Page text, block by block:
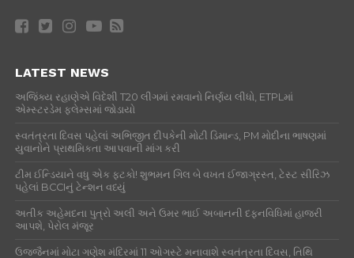
LATEST NEWS
અજિંક્ય રહાણેએ વિદેશી T20 લીગમાં રમવાનો નિર્ણય લીધો, ETPLમાં
એમ્સ્ટરડેમ ફ્લેમ્સમાં જોડાયો
સ્વતંત્રતા દિવસ પહેલાં અભિજીત દીપકેની મોટી ડિમાન્ડ, PM મોદીના ભાષણમાં
યુવાનોને પ્રાથમિકતા આપવાની માંગ કરી
ટીમ ઈન્ડિયાને વધુ એક ફટકો! શુભમન ગિલ બે વખત ઈજાગ્રસ્ત, ટેસ્ટ સીરિઝ
પહેલાં BCCIનું ટેન્શન વધ્યું
અતીક અહેમદના પુત્રો અલી અને ઉમર ભાઈ અબાનની દફનવિધિમાં હાજરી
આપશે, પેરોલ મંજૂર
ઉજ્જૈનમાં મોટા ગણેશ મંદિરમાં 11 ઓગસ્ટે મનાવાશે સ્વતંત્રતા દિવસ, તિથિ